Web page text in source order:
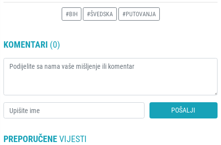
#BIH #ŠVEDSKA #PUTOVANJA
KOMENTARI (0)
POŠALJI
PREPORUČENEVIJESTI